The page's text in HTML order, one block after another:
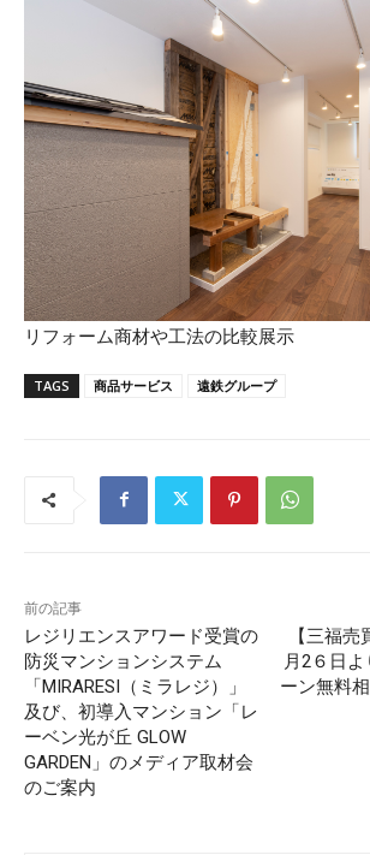
リフォーム商材や工法の比較展示
TAGS 商品サービス 遠鉄グループ
前の記事
レジリエンスアワード受賞の
防災マンションシステム
「MIRARESI（ミラレジ）」
及び、初導入マンション「レ
ーベン光が丘 GLOW
GARDEN」のメディア取材会
のご案内
【三福
月2６日
ーン無料